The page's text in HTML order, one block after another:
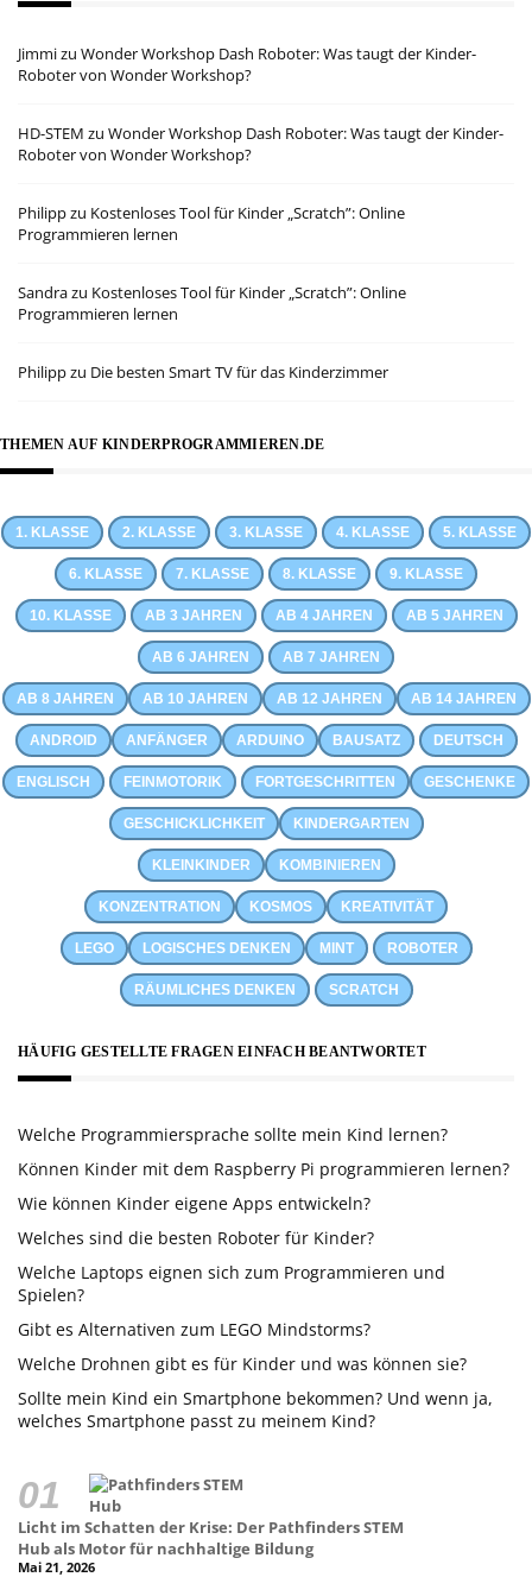
Jimmizu Wonder Workshop Dash Roboter: Was taugt der Kinder-
Roboter von Wonder Workshop?
HD-STEM zu Wonder Workshop Dash Roboter: Was taugt der Kinder-
Roboter von Wonder Workshop?
Philippzu Kostenloses Tool für Kinder „Scratch”: Online
Programmieren lernen
Sandrazu Kostenloses Tool für Kinder „Scratch”: Online
Programmieren lernen
Philippzu Die besten Smart TV für das Kinderzimmer
THEMEN AUF KINDERPROGRAMMIEREN.DE
1. KLASSE 2. KLASSE 3. KLASSE 4. KLASSE 5. KLASSE
6. KLASSE 7. KLASSE 8. KLASSE 9. KLASSE
10. KLASSE AB 3 JAHREN AB 4 JAHREN AB 5 JAHREN
AB 6 JAHREN AB 7 JAHREN
AB 8 JAHREN AB 10 JAHREN AB 12 JAHREN AB 14 JAHREN
ANDROID ANFÄNGER ARDUINO BAUSATZ DEUTSCH
ENGLISCH FEINMOTORIK FORTGESCHRITTEN GESCHENKE
GESCHICKLICHKEIT KINDERGARTEN
KLEINKINDER KOMBINIEREN
KONZENTRATION KOSMOS KREATIVITÄT
LEGO LOGISCHES DENKEN MINT ROBOTER
RÄUMLICHES DENKEN SCRATCH
HÄUFIG GESTELLTE FRAGEN EINFACH BEANTWORTET
Welche Programmiersprache sollte mein Kind lernen?
Können Kinder mit dem Raspberry Pi programmieren lernen?
Wie können Kinder eigene Apps entwickeln?
Welches sind die besten Roboter für Kinder?
Welche Laptops eignen sich zum Programmieren und
Spielen?
Gibt es Alternativen zum LEGO Mindstorms?
Welche Drohnen gibt es für Kinder und was können sie?
Sollte mein Kind ein Smartphone bekommen? Und wenn ja,
welches Smartphone passt zu meinem Kind?
Licht im Schatten der Krise: Der Pathfinders STEM
Hub als Motor für nachhaltige Bildung
Mai 21, 2026